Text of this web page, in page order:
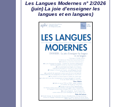
Les Langues Modernes n° 2/2026
(juin) La joie d’enseigner les
langues et en langues)